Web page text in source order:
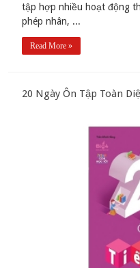
tập hợp nhiều hoạt động
phép nhân, ...
Read More »
20 Ngày Ôn Tập Toàn